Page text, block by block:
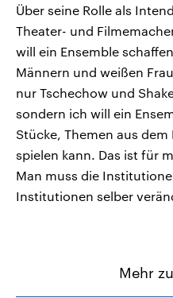
Über seine Rolle als
Theater- und
will ein Ensemble
Männern und weißen
nur Tschechow und
sondern ich will ein
Stücke, Themen aus
spielen kann. Das ist für
Man muss die
Institutionen selber
Mehr